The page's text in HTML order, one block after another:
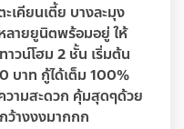
เคียนเตี้ย บางละมุง
ลายยูนิตพร้อมอยู่ ให้
าวน์โฮม 2 ชั้น เริ่มต้น
บาท กู้ได้เต็ม 100%
ามสะดวก คุ้มสุดๆด้วย
ว้างงงมากกก